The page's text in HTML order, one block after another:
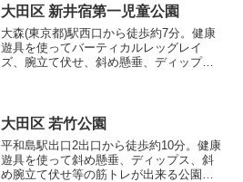
大田区 新井宿第一児童公園
大森(東京都)駅西口から徒歩約7分。健康
遊具を使ってバーティカルレッグレイ
ズ、腕立て伏せ、斜め懸垂、ディップ
大田区 若竹公園
平和島駅出口2出口から徒歩約10分。健康
遊具を使って斜め懸垂、ディップス、斜
め腕立て伏せ等の筋トレが出来る公園で